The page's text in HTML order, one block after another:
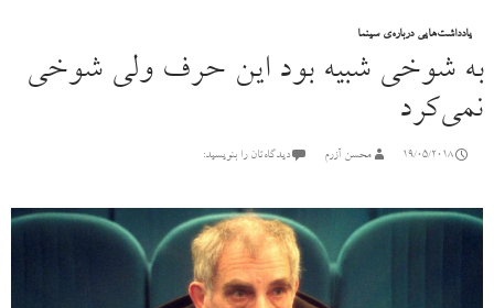
یادداشت‌هایی درباره‌ی سینما
به شوخی شبیه بود این حرف ولی شوخی
نمی‌کرد
19/05/2018 محسن آزرم دیدگاه‌تان را بنویسید: